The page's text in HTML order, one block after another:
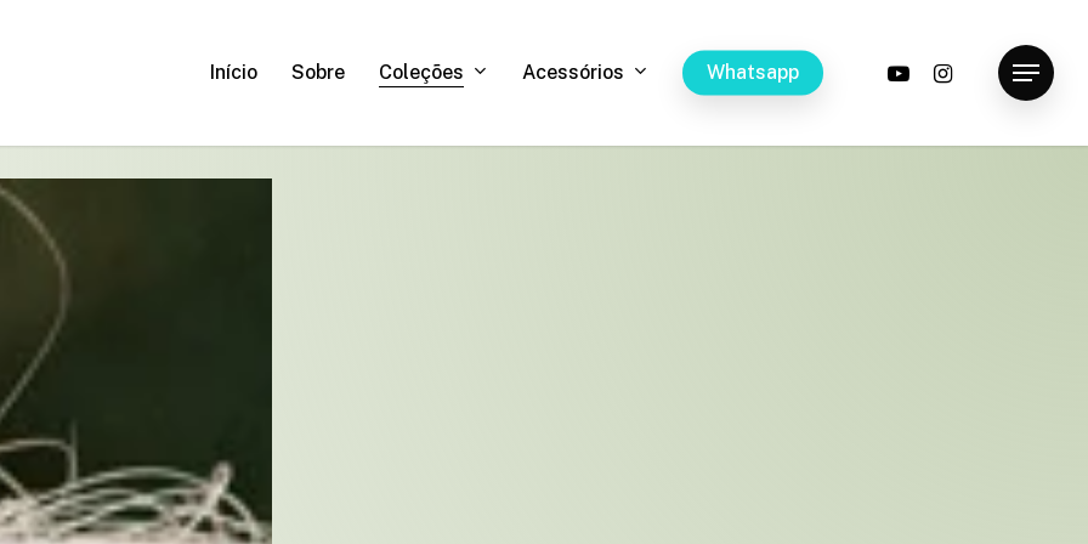
Início Sobre Coleções Acessórios Whatsapp youtubeinstagramMenu